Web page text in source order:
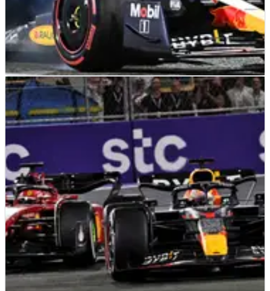
F1 FEATURE 05/04/22
Bisakah Leclerc vs Verstappen Melampaui
Rivalitas Musim F1 2021?
Setelah dua balapan yang menakjubkan untuk musim 2022,
apakah rivalitas Charles Leclerc dan Max Verstappen
berpotensi melampaui pertarungan gelar titanic F1 2021?